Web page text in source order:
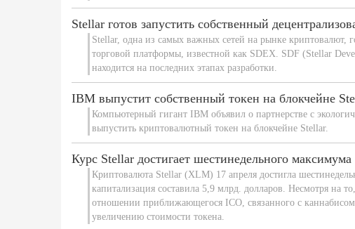
Stellar готов запустить собственный
Stellar, одна из самых важных сетей на рынке криптовалют,
торговой платформы, известной как SDEX. SDF (Stellar
находится на последних этапах разработки.
IBM выпустит собственный токен на блокчейне
Компьютерный гигант IBM объявил о партнерстве с
выпустить криптовалютный токен на блокчейне Stellar.
Курс Stellar достигает шестинедельного максимума
Криптовалюта Stellar (XLM) 17 апреля достигла
капитализация составила 5,9 млрд. долларов. Несмотря на
отношении приближающегося ICO, связанного с
увеличению стоимости токена.